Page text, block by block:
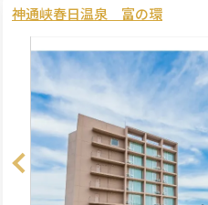
神通峡春日温泉 富の環